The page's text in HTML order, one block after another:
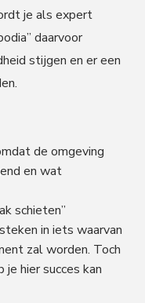
je als expert
daarvoor
stijgen en er een
de omgeving
en wat
schieten’’
in iets waarvan
zal worden. Toch
je hier succes kan